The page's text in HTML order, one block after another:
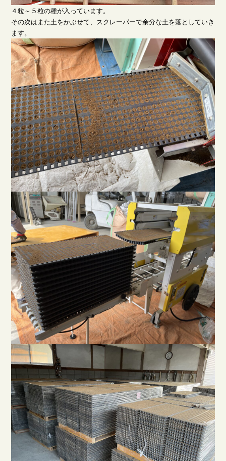
４粒～５粒の種が入っています。
その次はまた土をかぶせて、スクレーパーで余分な土を落としていき
ます。